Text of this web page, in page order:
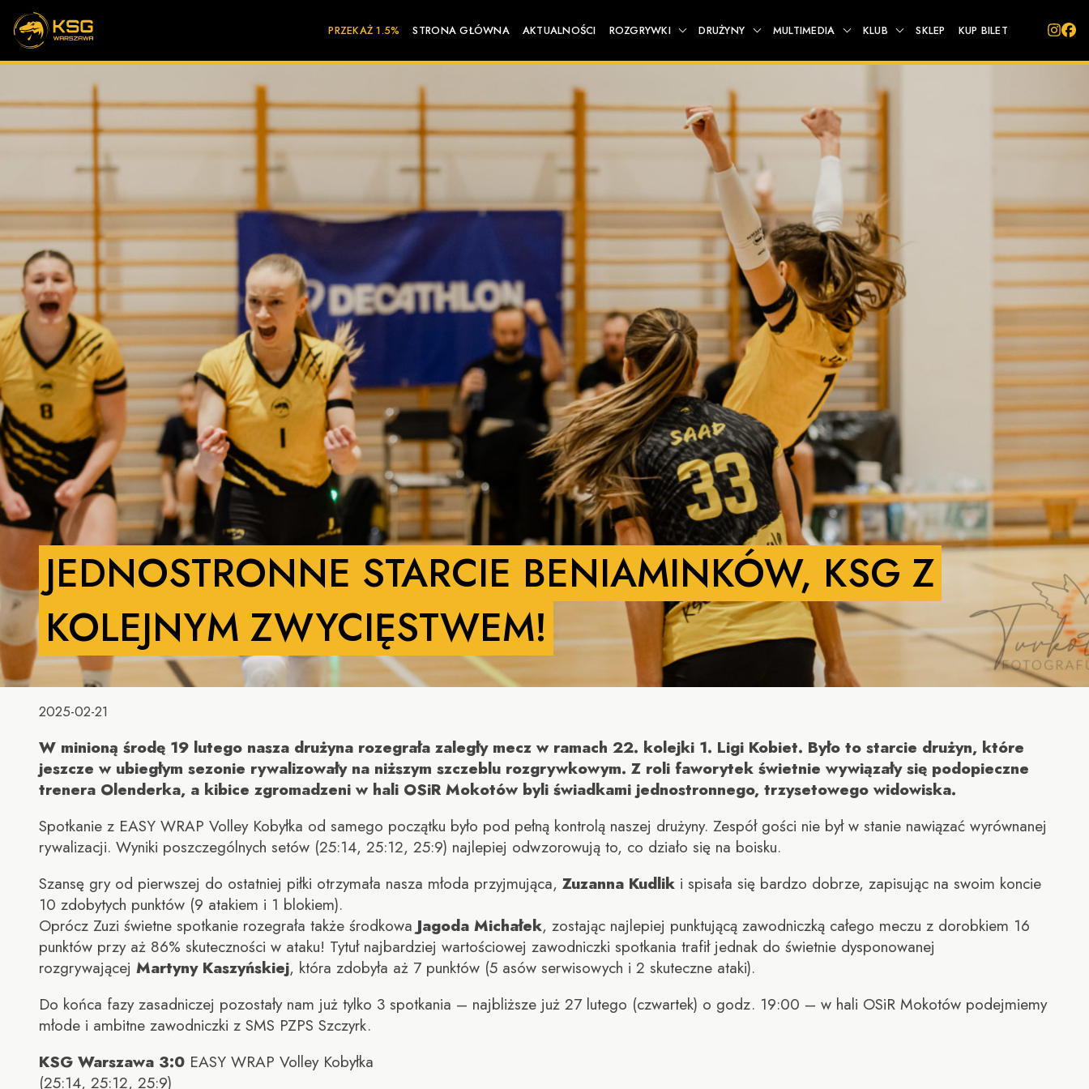
PRZEKAŻ 1.5% STRONA GŁÓWNA AKTUALNOŚCI ROZGRYWKI DRUŻYNY MULTIMEDIA KLUB SKLEP KUP BILET
JEDNOSTRONNE STARCIE BENIAMINKÓW, KSG Z
KOLEJNYM ZWYCIĘSTWEM!
2025-02-21
W minioną środę 19 lutego nasza drużyna rozegrała zaległy mecz w ramach 22. kolejki 1. Ligi Kobiet. Było to starcie drużyn, które
jeszcze w ubiegłym sezonie rywalizowały na niższym szczeblu rozgrywkowym. Z roli faworytek świetnie wywiązały się podopieczne
trenera Olenderka, a kibice zgromadzeni w hali OSiR Mokotów byli świadkami jednostronnego, trzysetowego widowiska.
Spotkanie z EASY WRAP Volley Kobyłka od samego początku było pod pełną kontrolą naszej drużyny. Zespół gości nie był w stanie nawiązać wyrównanej
rywalizacji. Wyniki poszczególnych setów (25:14, 25:12, 25:9) najlepiej odwzorowują to, co działo się na boisku.
Szansę gry od pierwszej do ostatniej piłki otrzymała nasza młoda przyjmująca, Zuzanna Kudlik i spisała się bardzo dobrze, zapisując na swoim koncie
10 zdobytych punktów (9 atakiem i 1 blokiem).
Oprócz Zuzi świetne spotkanie rozegrała także środkowa Jagoda Michałek, zostając najlepiej punktującą zawodniczką całego meczu z dorobkiem 16
punktów przy aż 86% skuteczności w ataku! Tytuł najbardziej wartościowej zawodniczki spotkania trafił jednak do świetnie dysponowanej
rozgrywającej Martyny Kaszyńskiej, która zdobyła aż 7 punktów (5 asów serwisowych i 2 skuteczne ataki).
Do końca fazy zasadniczej pozostały nam już tylko 3 spotkania – najbliższe już 27 lutego (czwartek) o godz. 19:00 – w hali OSiR Mokotów podejmiemy
młode i ambitne zawodniczki z SMS PZPS Szczyrk.
KSG Warszawa 3:0 EASY WRAP Volley Kobyłka
(25:14, 25:12, 25:9)